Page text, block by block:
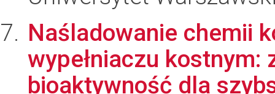
Naśladowanie chemii
wypełniaczu kostnym:
bioaktywność dla